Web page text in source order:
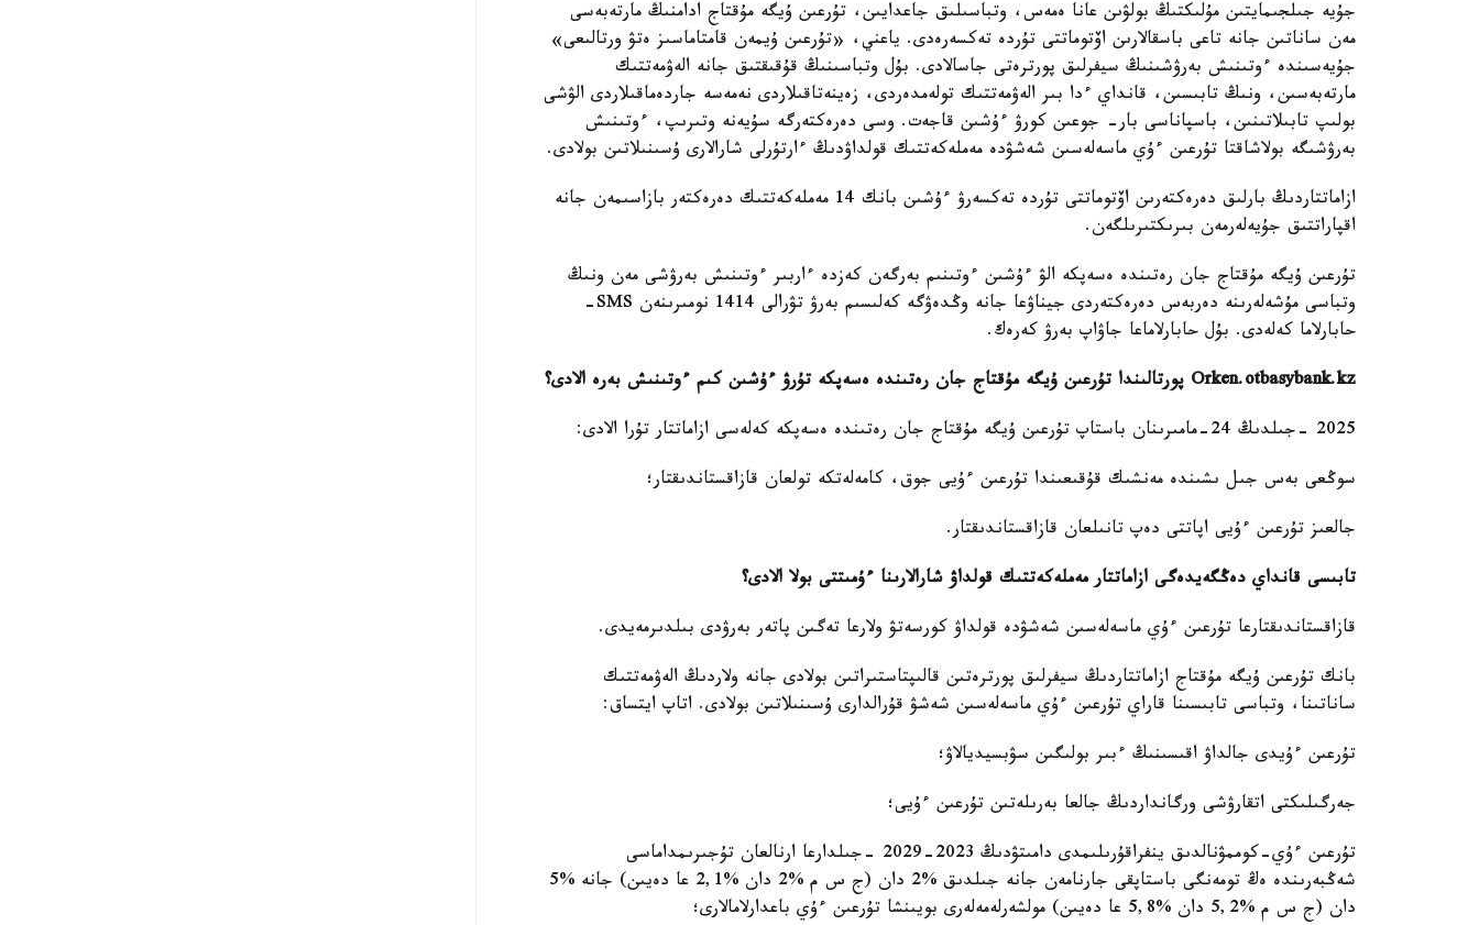
جۇيە جىلجىمايتىن مۇلىكتىڭ بولۋىن عانا ەمەس، وتباسىلىق جاعدايىن، تۇرعىن ۇيگە مۇقتاج ادامنىڭ مارتەبەسى
مەن ساناتىن جانە تاعى باسقالارىن اۆتوماتتى تۇردە تەكسەرەدى. ياعني، «تۇرعىن ۇيمەن قامتاماسىز ەتۋ ورتالىعى»
جۇيەسىندە ءوتىنىش بەرۋشىنىڭ سيفرلىق پورترەتى جاسالادى. بۇل وتباسىنىڭ قۇقىقتىق جانە الەۋمەتتىك
مارتەبەسىن، ونىڭ تابىسىن، قانداي ءدا بىر الەۋمەتتىك تولەمدەردى، زەينەتاقىلاردى نەمەسە جاردەماقىلاردى الۋشى
بولىپ تابىلاتىنىن، باسپاناسى بار- جوعىن كورۋ ءۇشىن قاجەت. وسى دەرەكتەرگە سۇيەنە وتىرىپ، ءوتىنىش
بەرۋشىگە بولاشاقتا تۇرعىن ءۇي ماسەلەسىن شەشۋدە مەملەكەتتىك قولداۋدىڭ ءارتۇرلى شارالارى ۇسىنىلاتىن بولادى.
ازاماتتاردىڭ بارلىق دەرەكتەرىن اۆتوماتتى تۇردە تەكسەرۋ ءۇشىن بانك 14 مەملەكەتتىك دەرەكتەر بازاسىمەن جانە
اقپاراتتىق جۇيەلەرمەن بىرىكتىرىلگەن.
تۇرعىن ۇيگە مۇقتاج جان رەتىندە ەسەپكە الۋ ءۇشىن ءوتىنىم بەرگەن كەزدە ءاربىر ءوتىنىش بەرۋشى مەن ونىڭ
وتباسى مۇشەلەرىنە دەربەس دەرەكتەردى جيناۋعا جانە وڭدەۋگە كەلىسىم بەرۋ تۋرالى 1414 نومىرىنەن SMS-
حابارلاما كەلەدى. بۇل حابارلاماعا جاۋاپ بەرۋ كەرەك.
Orken.otbasybank.kz پورتالىندا تۇرعىن ۇيگە مۇقتاج جان رەتىندە ەسەپكە تۇرۋ ءۇشىن كىم ءوتىنىش بەرە الادى؟
2025 -جىلدىڭ 24-مامىرىنان باستاپ تۇرعىن ۇيگە مۇقتاج جان رەتىندە ەسەپكە كەلەسى ازاماتتار تۇرا الادى:
سوڭعى بەس جىل ىشىندە مەنشىك قۇقىعىندا تۇرعىن ءۇيى جوق، كامەلەتكە تولعان قازاقستاندىقتار؛
جالعىز تۇرعىن ءۇيى اپاتتى دەپ تانىلعان قازاقستاندىقتار.
تابىسى قانداي دەڭگەيدەگى ازاماتتار مەملەكەتتىك قولداۋ شارالارىنا ءۇمىتتى بولا الادى؟
قازاقستاندىقتارعا تۇرعىن ءۇي ماسەلەسىن شەشۋدە قولداۋ كورسەتۋ ولارعا تەگىن پاتەر بەرۋدى بىلدىرمەيدى.
بانك تۇرعىن ۇيگە مۇقتاج ازاماتتاردىڭ سيفرلىق پورترەتىن قالىپتاستىراتىن بولادى جانە ولاردىڭ الەۋمەتتىك
ساناتىنا، وتباسى تابىسىنا قاراي تۇرعىن ءۇي ماسەلەسىن شەشۋ قۇرالدارى ۇسىنىلاتىن بولادى. اتاپ ايتساق:
تۇرعىن ءۇيدى جالداۋ اقىسىنىڭ ءبىر بولىگىن سۋبسيديالاۋ؛
جەرگىلىكتى اتقارۋشى ورگانداردىڭ جالعا بەرىلەتىن تۇرعىن ءۇيى؛
تۇرعىن ءۇي-كوممۋنالدىق ينفراقۇرىلىمدى دامىتۋدىڭ 2023-2029 -جىلدارعا ارنالعان تۇجىرىمداماسى
شەڭبەرىندە ەڭ تومەنگى باستاپقى جارنامەن جانە جىلدىق %2 دان (ج س م %2 دان %2,1 عا دەيىن) جانە %5
دان (ج س م %5,2 دان %5,8 عا دەيىن) مولشەرلەمەلەرى بويىنشا تۇرعىن ءۇي باعدارلامالارى؛